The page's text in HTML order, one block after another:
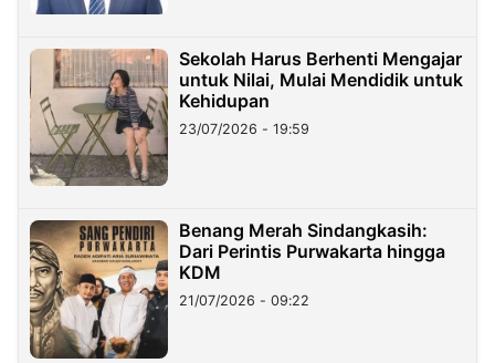
Sekolah Harus Berhenti Mengajar
untuk Nilai, Mulai Mendidik untuk
Kehidupan
23/07/2026 - 19:59
Benang Merah Sindangkasih:
Dari Perintis Purwakarta hingga
KDM
21/07/2026 - 09:22